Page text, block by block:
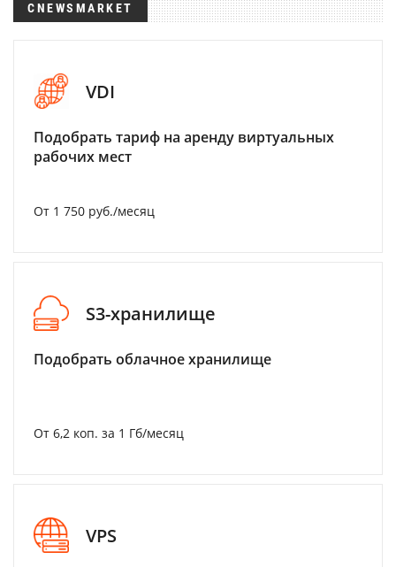
CNEWSMARKET
VDI
Подобрать тариф на аренду виртуальных
рабочих мест
От 1 750 руб./месяц
S3-хранилище
Подобрать облачное хранилище
От 6,2 коп. за 1 Гб/месяц
VPS